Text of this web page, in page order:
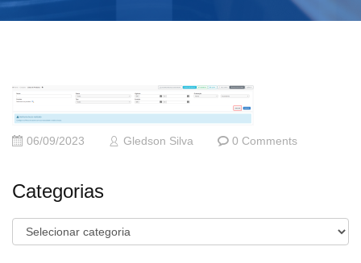
06/09/2023 Gledson Silva 0 Comments
Categorias
Categorias